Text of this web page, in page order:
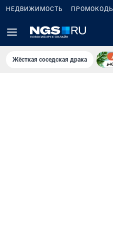
НЕДВИЖИМОСТЬ ПРОМОКОДЫ
Жёсткая соседская драка